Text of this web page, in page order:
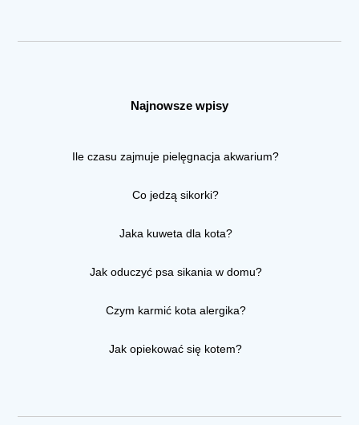
Najnowsze wpisy
Ile czasu zajmuje pielęgnacja akwarium?
Co jedzą sikorki?
Jaka kuweta dla kota?
Jak oduczyć psa sikania w domu?
Czym karmić kota alergika?
Jak opiekować się kotem?